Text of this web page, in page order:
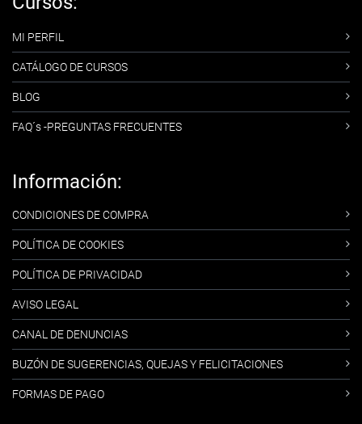
MI PERFIL
CATÁLOGO DE CURSOS
BLOG
FAQ´s -PREGUNTAS FRECUENTES
Información:
CONDICIONES DE COMPRA
POLÍTICA DE COOKIES
POLÍTICA DE PRIVACIDAD
AVISO LEGAL
CANAL DE DENUNCIAS
BUZÓN DE SUGERENCIAS, QUEJAS Y FELICITACIONES
FORMAS DE PAGO